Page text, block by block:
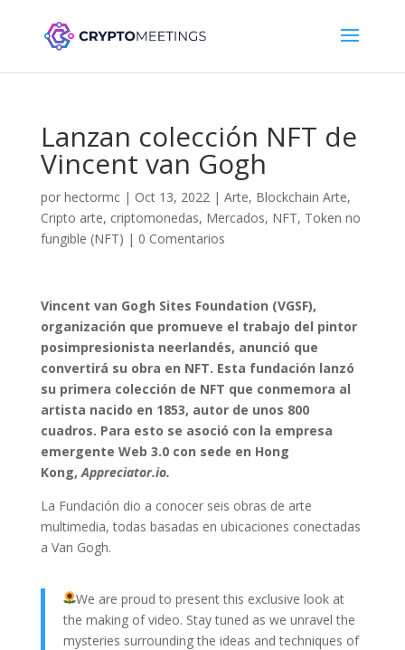
Lanzan colección NFT de
Vincent van Gogh
por hectormc| Oct 13, 2022| Arte, Blockchain Arte,
Cripto arte, criptomonedas, Mercados, NFT, Token no
fungible (NFT) | 0 Comentarios
Vincent van Gogh Sites Foundation (VGSF),
organización que promueve el trabajo del pintor
posimpresionista neerlandés, anunció que
convertirá su obra en NFT. Esta fundación lanzó
su primera colección de NFT que conmemora al
artista nacido en 1853, autor de unos 800
cuadros. Para esto se asoció con la empresa
emergente Web 3.0 con sede en Hong
Kong,Appreciator.io.
La Fundación dio a conocer seis obras de arte
multimedia, todas basadas en ubicaciones conectadas
a Van Gogh.
We are proud to present this exclusive look at
the making of video. Stay tuned as we unravel the
mysteries surrounding the ideas and techniques of